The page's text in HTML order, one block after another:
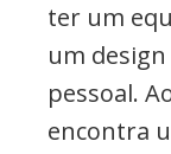
ter um
um
pessoal.
encontra